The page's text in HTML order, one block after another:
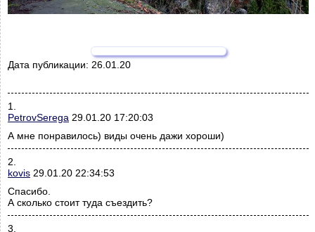
Дата публикации: 26.01.20
1.
PetrovSerega 29.01.20 17:20:03
А мне понравилось) виды очень дажи хороши)
2.
kovis 29.01.20 22:34:53
Спасибо.
А сколько стоит туда съездить?
3.